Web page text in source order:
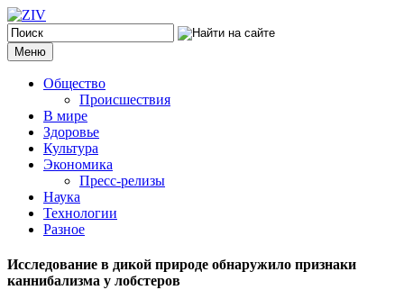
Меню
Общество
Происшествия
В мире
Здоровье
Культура
Экономика
Пресс-релизы
Наука
Технологии
Разное
Исследование в дикой природе обнаружило признаки
каннибализма у лобстеров